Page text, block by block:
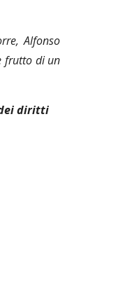
Alfonso
frutto di un
diritti